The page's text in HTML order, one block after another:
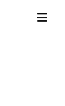
Menü